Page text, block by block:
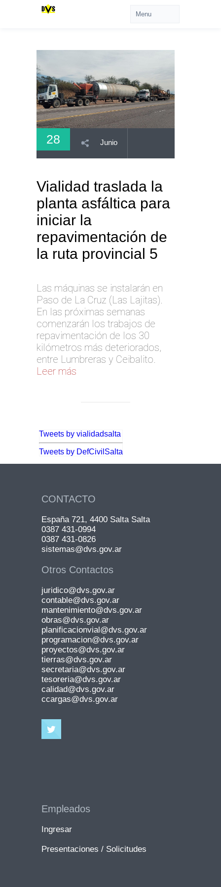
28 Junio
Vialidad traslada la
planta asfáltica para
iniciar la
repavimentación de
la ruta provincial 5
Las máquinas se instalarán en
Paso de La Cruz (Las Lajitas).
En las próximas semanas
comenzarán los trabajos de
repavimentación de los 30
kilómetros más deteriorados,
entre Lumbreras y Ceibalito.
Leer más
Tweets by vialidadsalta
Tweets by DefCivilSalta
CONTACTO
España 721, 4400 Salta Salta
0387 431-0994
0387 431-0826
sistemas@dvs.gov.ar
Otros Contactos
juridico@dvs.gov.ar
contable@dvs.gov.ar
mantenimiento@dvs.gov.ar
obras@dvs.gov.ar
planificacionvial@dvs.gov.ar
programacion@dvs.gov.ar
proyectos@dvs.gov.ar
tierras@dvs.gov.ar
secretaria@dvs.gov.ar
tesoreria@dvs.gov.ar
calidad@dvs.gov.ar
ccargas@dvs.gov.ar
Empleados
Ingresar
Presentaciones / Solicitudes